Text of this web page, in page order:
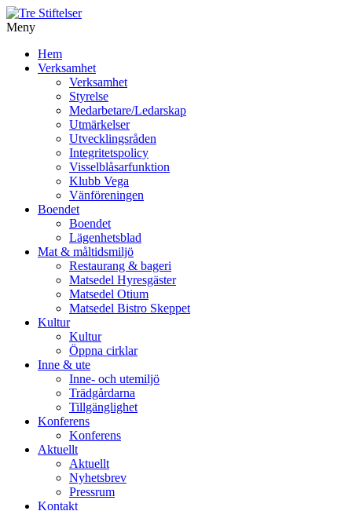
Meny
vidare
Hem
Verksamhet
Verksamhet
Styrelse
Medarbetare/Ledarskap
Utmärkelser
Utvecklingsråden
Integritetspolicy
Visselblåsarfunktion
Klubb Vega
Vänföreningen
Boendet
Boendet
Lägenhetsblad
Mat & måltidsmiljö
Restaurang & bageri
Matsedel Hyresgäster
Matsedel Otium
Matsedel Bistro Skeppet
Kultur
Kultur
Öppna cirklar
Inne & ute
Inne- och utemiljö
Trädgårdarna
Tillgänglighet
Konferens
Konferens
Aktuellt
Aktuellt
Nyhetsbrev
Pressrum
Kontakt